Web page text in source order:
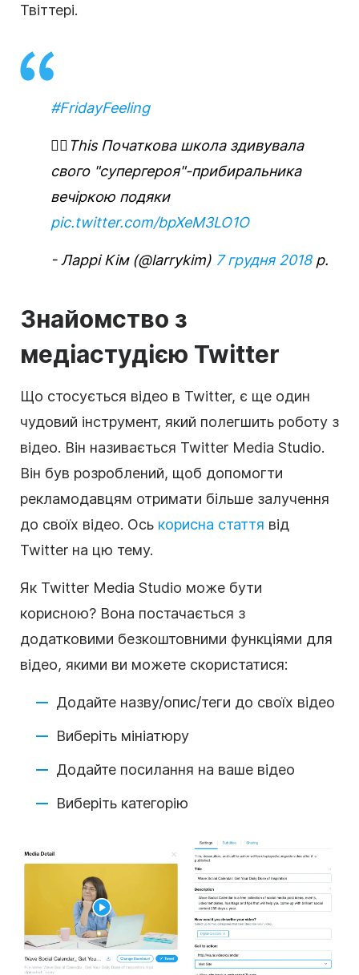
Твіттері.
#FridayFeeling
🦸‍♂️This Початкова школа здивувала
свого "супергероя"-прибиральника
вечіркою подяки
pic.twitter.com/bpXeM3LO1O
- Ларрі Кім (@larrykim) 7 грудня 2018р.
Знайомство з
медіастудією Twitter
Що стосується відео в Twitter, є ще один
чудовий інструмент, який полегшить роботу з
відео. Він називається Twitter Media Studio.
Він був розроблений, щоб допомогти
рекламодавцям отримати більше залучення
до своїх відео. Ось корисна стаття від
Twitter на цю тему.
Як Twitter Media Studio може бути
корисною? Вона постачається з
додатковими безкоштовними функціями для
відео, якими ви можете скористатися:
Додайте назву/опис/теги до своїх відео
Виберіть мініатюру
Додайте посилання на ваше відео
Виберіть категорію